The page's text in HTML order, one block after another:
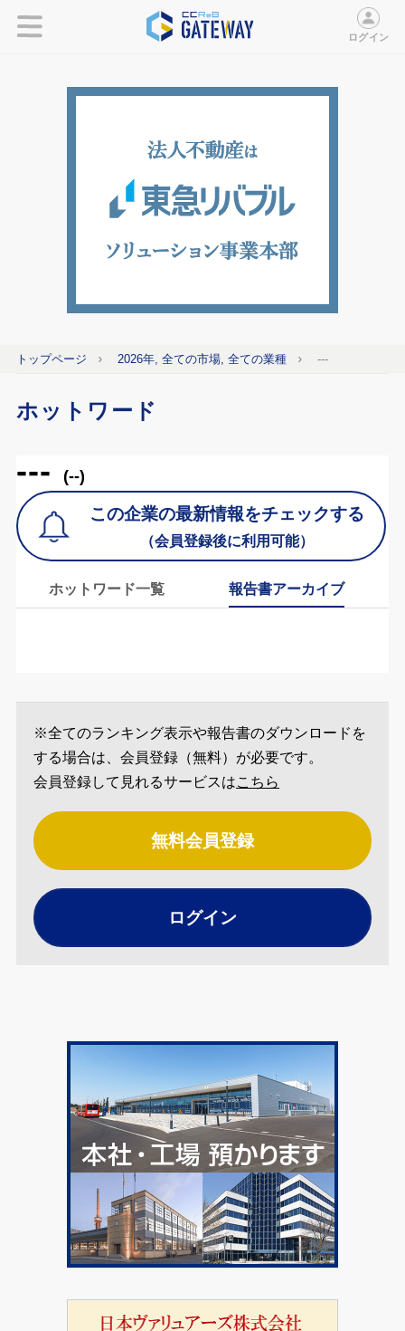
ログイン
トップページ 2026年, 全ての市場, 全ての業種 ---
ホットワード
--- (--)
この企業の最新情報をチェックする
（会員登録後に利用可能）
ホットワード一覧 報告書アーカイブ
※全てのランキング表示や報告書のダウンロードを
する場合は、会員登録（無料）が必要です。
会員登録して見れるサービスはこちら
無料会員登録
ログイン